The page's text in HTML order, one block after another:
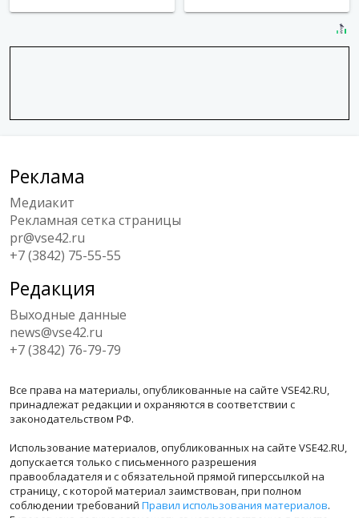
Реклама
Медиакит
Рекламная сетка страницы
pr@vse42.ru
+7 (3842) 75-55-55
Редакция
Выходные данные
news@vse42.ru
+7 (3842) 76-79-79
Все права на материалы, опубликованные на сайте VSE42.RU,
принадлежат редакции и охраняются в соответствии с
законодательством РФ.
Использование материалов, опубликованных на сайте VSE42.RU,
допускается только с письменного разрешения
правообладателя и с обязательной прямой гиперссылкой на
страницу, с которой материал заимствован, при полном
соблюдении требований Правил использования материалов.